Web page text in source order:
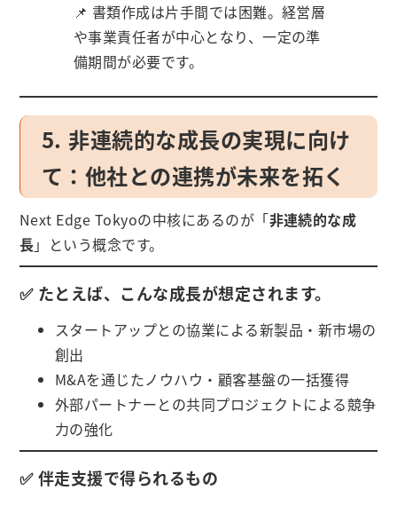
📌 書類作成は片手間では困難。経営層
や事業責任者が中心となり、一定の準
備期間が必要です。
5. 非連続的な成長の実現に向け
て：他社との連携が未来を拓く
Next Edge Tokyoの中核にあるのが「非連続的な成
長」という概念です。
✅ たとえば、こんな成長が想定されます。
スタートアップとの協業による新製品・新市場の
創出
M&Aを通じたノウハウ・顧客基盤の一括獲得
外部パートナーとの共同プロジェクトによる競争
力の強化
✅ 伴走支援で得られるもの